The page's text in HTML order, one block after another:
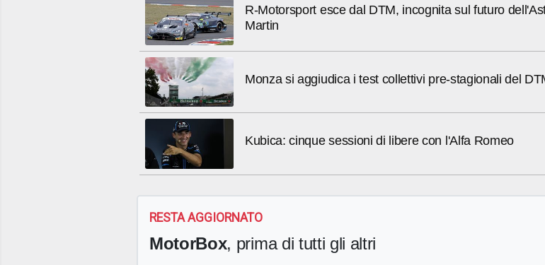
R-Motorsport esce dal DTM, incognita sul futuro
Martin
Monza si aggiudica i test collettivi pre-stagionali del
Kubica: cinque sessioni di libere con l'Alfa Romeo
RESTA AGGIORNATO
MotorBox, prima di tutti gli altri